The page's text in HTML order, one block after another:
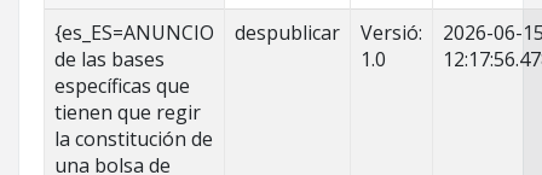
Tots
els
registres
{es_ES=ANUNCIO
de las bases
específicas que
tienen que regir
la constitución de
una bolsa de
despublicar
Versió:
1.0
2026-06-